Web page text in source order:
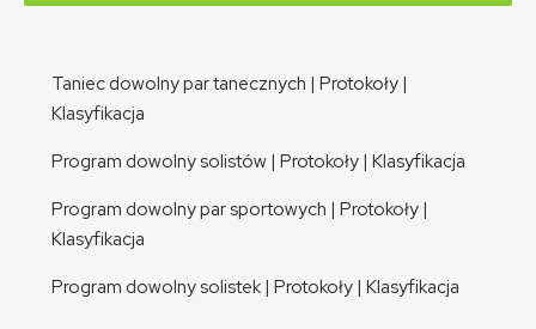
Taniec dowolny par tanecznych | Protokoły |
Klasyfikacja
Program dowolny solistów| Protokoły | Klasyfikacja
Program dowolny par sportowych | Protokoły |
Klasyfikacja
Program dowolny solistek | Protokoły | Klasyfikacja